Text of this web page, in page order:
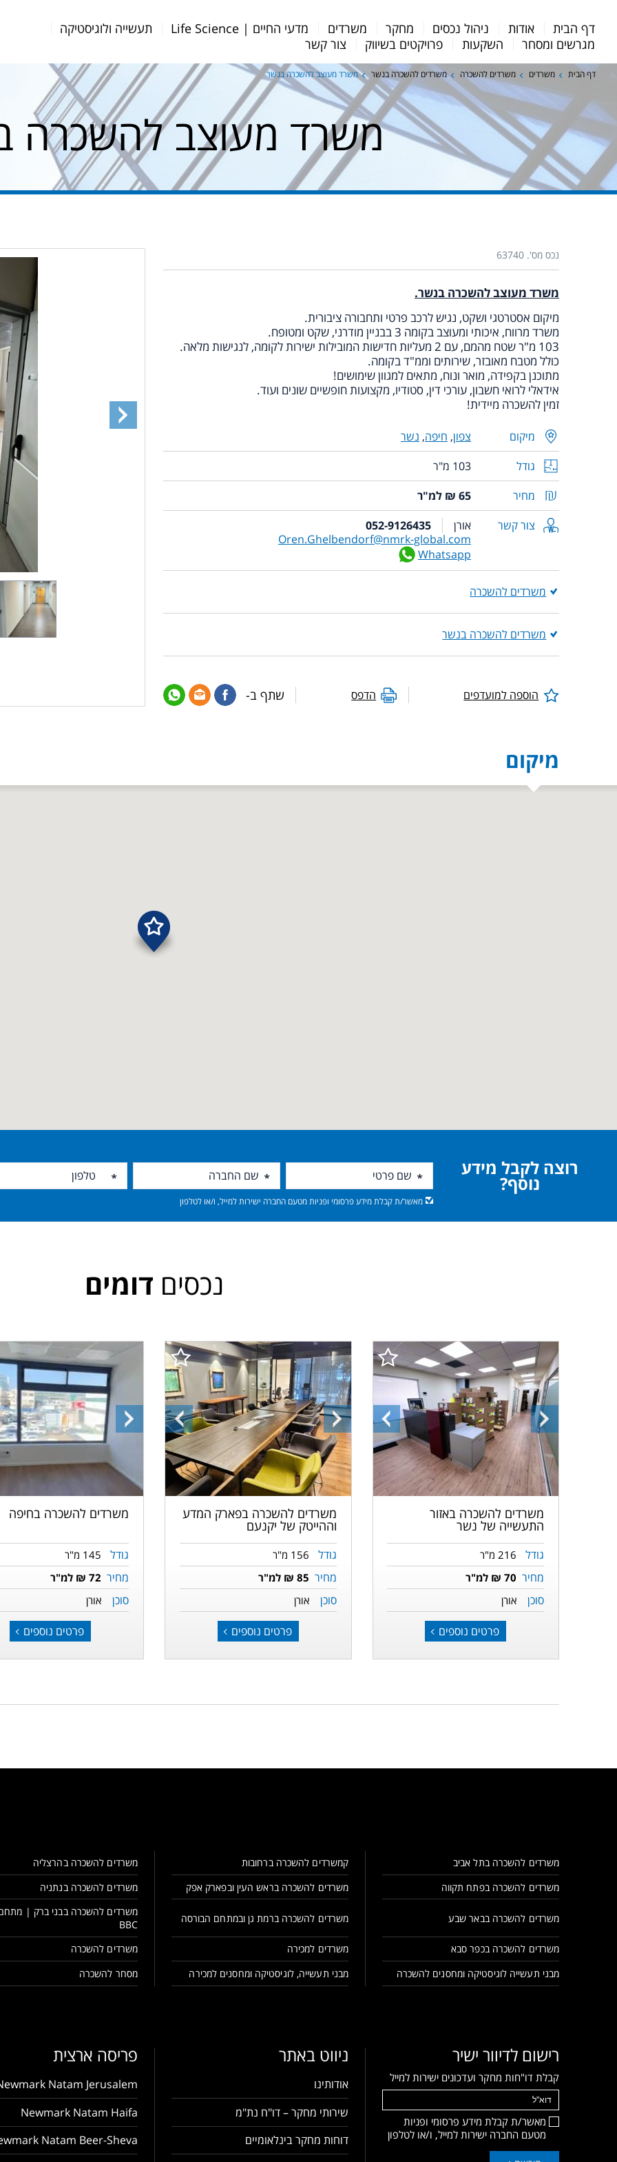
Menu
Bar
דף הבית אודות ניהול נכסים מחקר משרדים מדעי החיים | Life Science
תעשייה ולוגיסטיקה
מגרשים ומסחר
השקעות פרויקטים בשיווק צור קשר
דף הבית משרדים משרדים להשכרה משרדים להשכרה בנשר משרד מעוצב להשכרה בנשר
משרד מעוצב להשכרה
נכס מס'. 63740
משרד מעוצב להשכרה בנשר.
מיקום אסטרטגי ושקט, נגיש לרכב פרטי ותחבורה ציבורית.
משרד מרווח, איכותי ומעוצב בקומה 3 בבניין מודרני, שקט ומטופח.
103 מ"ר שטח מהמם, עם 2 מעליות חדישות המובילות ישירות לקומה, לנגישות מלאה.
כולל מטבח מאובזר, שירותים וממ"ד בקומה.
מתוכנן בקפידה, מואר ונוח, מתאים למגוון שימושים!
אידאלי לרואי חשבון, עורכי דין, סטודיו, מקצועות חופשיים שונים ועוד.
זמין להשכרה מיידית!
מיקום צפון, חיפה, נשר
גודל
103 מ"ר
מחיר
65 ₪ למ"ר
צור קשר
אורן
052-9126435
Oren.Ghelbendorf@nmrk-global.com
Whatsapp
משרדים להשכרה
משרדים להשכרה בנשר
הוספה למועדפים הדפס שתף ב-
מיקום
רוצה לקבל מידע
נוסף?
מאשר/ת קבלת מידע פרסומי ופניות מטעם החברה ישירות למייל, ו/או לטלפון
נכסים דומים
התמונה
הקודמת
התמונה
הבאה
משרדים להשכרה באזור
התעשייה של נשר
גודל 216 מ"ר
מחיר 70 ₪ למ"ר
סוכן אורן
פרטים נוספים
התמונה
הקודמת
התמונה
הבאה
משרדים להשכרה בפארק המדע
וההייטק של יקנעם
גודל 156 מ"ר
מחיר 85 ₪ למ"ר
סוכן אורן
פרטים נוספים
התמונה
הבאה
משרדים להשכרה בחיפה
גודל 145 מ"ר
מחיר 72 ₪ למ"ר
סוכן אורן
פרטים נוספים
משרדים להשכרה בתל אביב קמשרדים להשכרה ברחובות משרדים להשכרה בהרצליה
משרדים להשכרה בפתח תקווה
משרדים להשכרה בראש העין ובפארק אפק משרדים להשכרה בנתניה
משרדים להשכרה בבאר שבע משרדים להשכרה ברמת גן ובמתחם הבורסה
משרדים להשכרה בבני ברק |
BBC
משרדים להשכרה בכפר סבא משרדים למכירה משרדים להשכרה
מבני תעשייה לוגיסטיקה ומחסנים להשכרה
מבני תעשייה, לוגיסטיקה ומחסנים למכירה מסחר להשכרה
רישום לדיוור ישיר
קבלת דו"חות מחקר ועדכונים ישירות למייל
מאשר/ת קבלת מידע פרסומי ופניות
מטעם החברה ישירות למייל, ו/או לטלפון
ניווט באתר
אודותינו
שירותי מחקר – דו"ח נת"מ
דוחות מחקר בינלאומיים
פריסה ארצית
Natam Jerusalem
Newmark Natam Haifa
Natam Beer-Sheva